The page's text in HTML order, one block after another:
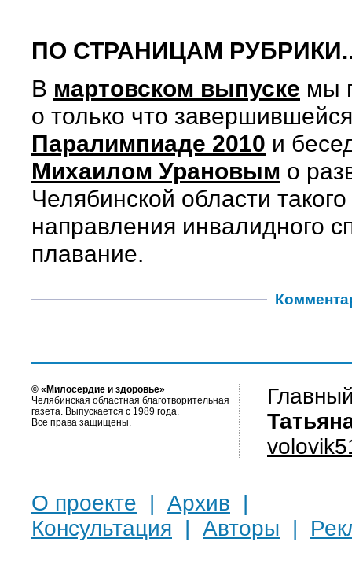
ПО СТРАНИЦАМ
В мартовском выпуске мы
о только что завершившейся
Паралимпиаде 2010 и
Михаилом Урановым о
Челябинской области такого
направления инвалидного
плавание.
© «Милосердие и здоровье»
Челябинская областная благотворительная
газета. Выпускается с 1989 года.
Все права защищены.
О проекте | Архив |
Консультация | Авторы |